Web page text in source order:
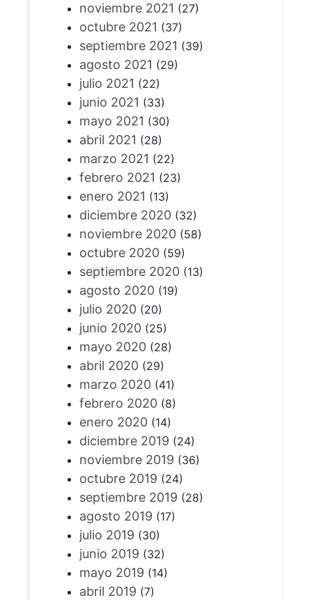
noviembre 2021 (27)
octubre 2021 (37)
septiembre 2021 (39)
agosto 2021 (29)
julio 2021 (22)
junio 2021 (33)
mayo 2021 (30)
abril 2021 (28)
marzo 2021 (22)
febrero 2021 (23)
enero 2021 (13)
diciembre 2020(32)
noviembre 2020(58)
octubre 2020(59)
septiembre 2020(13)
agosto 2020(19)
julio 2020(20)
junio 2020(25)
mayo 2020(28)
abril 2020(29)
marzo 2020(41)
febrero 2020(8)
enero 2020(14)
diciembre 2019 (24)
noviembre 2019 (36)
octubre 2019 (24)
septiembre 2019 (28)
agosto 2019 (17)
julio 2019 (30)
junio 2019 (32)
mayo 2019 (14)
abril 2019 (7)